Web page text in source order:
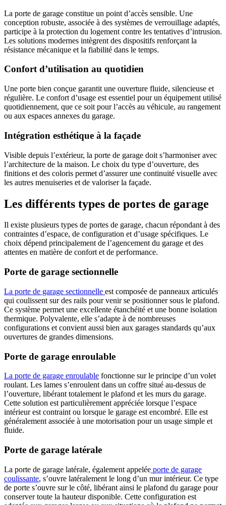
La porte de garage constitue un point d’accès sensible. Une
conception robuste, associée à des systèmes de verrouillage adaptés,
participe à la protection du logement contre les tentatives d’intrusion.
Les solutions modernes intègrent des dispositifs renforçant la
résistance mécanique et la fiabilité dans le temps.
Confort d’utilisation au quotidien
Une porte bien conçue garantit une ouverture fluide, silencieuse et
régulière. Le confort d’usage est essentiel pour un équipement utilisé
quotidiennement, que ce soit pour l’accès au véhicule, au rangement
ou aux espaces annexes du garage.
Intégration esthétique à la façade
Visible depuis l’extérieur, la porte de garage doit s’harmoniser avec
l’architecture de la maison. Le choix du type d’ouverture, des
finitions et des coloris permet d’assurer une continuité visuelle avec
les autres menuiseries et de valoriser la façade.
Les différents types de portes de garage
Il existe plusieurs types de portes de garage, chacun répondant à des
contraintes d’espace, de configuration et d’usage spécifiques. Le
choix dépend principalement de l’agencement du garage et des
attentes en matière de confort et de performance.
Porte de garage sectionnelle
La porte de garage sectionnelle est composée de panneaux articulés
qui coulissent sur des rails pour venir se positionner sous le plafond.
Ce système permet une excellente étanchéité et une bonne isolation
thermique. Polyvalente, elle s’adapte à de nombreuses
configurations et convient aussi bien aux garages standards qu’aux
ouvertures de grandes dimensions.
Porte de garage enroulable
La porte de garage enroulable fonctionne sur le principe d’un volet
roulant. Les lames s’enroulent dans un coffre situé au-dessus de
l’ouverture, libérant totalement le plafond et les murs du garage.
Cette solution est particulièrement appréciée lorsque l’espace
intérieur est contraint ou lorsque le garage est encombré. Elle est
généralement associée à une motorisation pour un usage simple et
fluide.
Porte de garage latérale
La porte de garage latérale, également appelée porte de garage
coulissante, s’ouvre latéralement le long d’un mur intérieur. Ce type
de porte s’ouvre sur le côté, libérant ainsi le plafond du garage pour
conserver toute la hauteur disponible. Cette configuration est